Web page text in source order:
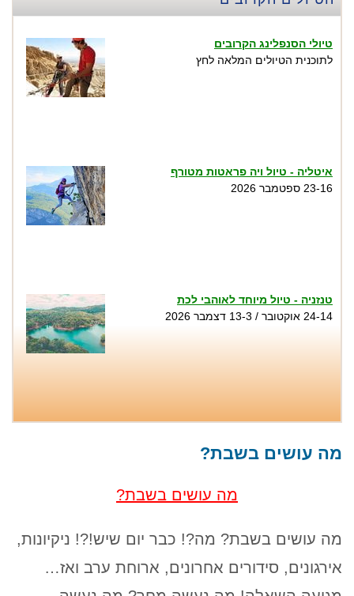
טיולי הסנפלינג הקרובים
לתוכנית הטיולים המלאה לחץ
איטליה - טיול ויה פראטות מטורף
23-16 ספטמבר 2026
טנזניה - טיול מיוחד לאוהבי לכת
24-14 אוקטובר / 13-3 דצמבר 2026
14.8, שבת 15.8, חמישי 20.8...
מה עושים בשבת?
מה עושים בשבת?
מה עושים בשבת? מה?! כבר יום שיש!?! ניקיונות,
אירגונים, סידורים אחרונים, ארוחת ערב ואז…